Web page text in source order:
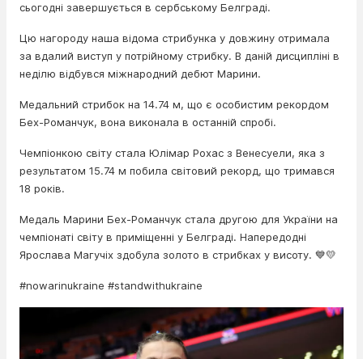
сьогодні завершується в сербському Белграді.
Цю нагороду наша відома стрибунка у довжину отримала
за вдалий виступ у потрійному стрибку. В даній дисципліні в
неділю відбувся міжнародний дебют Марини.
Медальний стрибок на 14.74 м, що є особистим рекордом
Бех-Романчук, вона виконала в останній спробі.
Чемпіонкою світу стала Юлімар Рохас з Венесуели, яка з
результатом 15.74 м побила світовий рекорд, що тримався
18 років.
Медаль Марини Бех-Романчук стала другою для України на
чемпіонаті світу в приміщенні у Белграді. Напередодні
Ярослава Магучіх здобула золото в стрибках у висоту. 💙💛
#nowarinukraine #standwithukraine